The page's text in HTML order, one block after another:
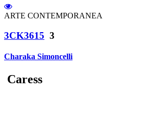
ARTE CONTEMPORANEA
3CK3615 3
Charaka Simoncelli
Caress